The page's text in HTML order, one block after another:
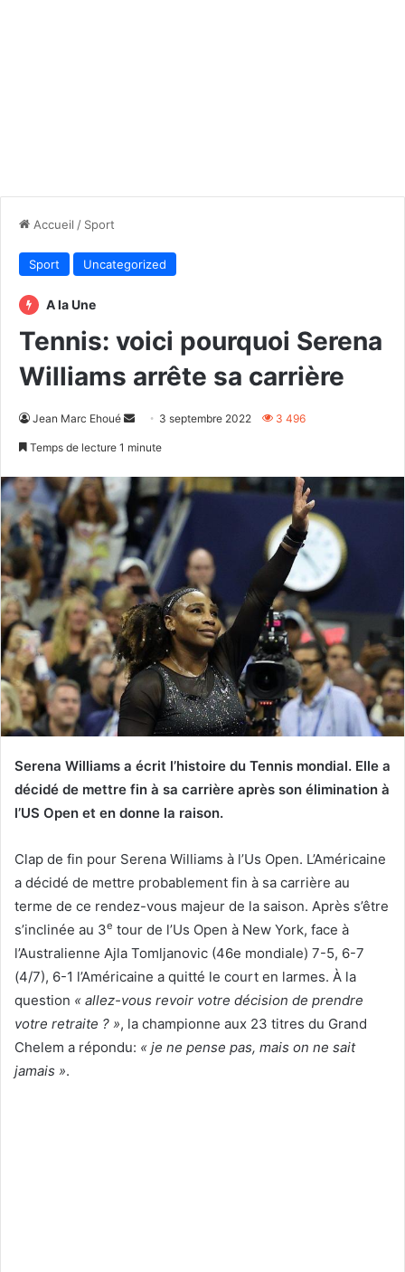
Accueil / Sport
Sport Uncategorized
A la Une
Tennis: voici pourquoi Serena
Williams arrête sa carrière
Jean Marc Ehoué
Envoyer3 septembre 2022 3 496
Temps de lecture 1 minute
Serena Williams a écrit l’histoire du Tennis mondial. Elle a
décidé de mettre fin à sa carrière après son élimination à
l’US Open et en donne la raison.
Clap de fin pour Serena Williams à l’Us Open. L’Américaine
a décidé de mettre probablement fin à sa carrière au
terme de ce rendez-vous majeur de la saison. Après s’être
s’inclinée au 3e tour de l’Us Open à New York, face à
l’Australienne Ajla Tomljanovic (46e mondiale) 7-5, 6-7
(4/7), 6-1 l’Américaine a quitté le court en larmes. À la
question « allez-vous revoir votre décision de prendre
votre retraite ? », la championne aux 23 titres du Grand
Chelem a répondu: « je ne pense pas, mais on ne sait
jamais ».